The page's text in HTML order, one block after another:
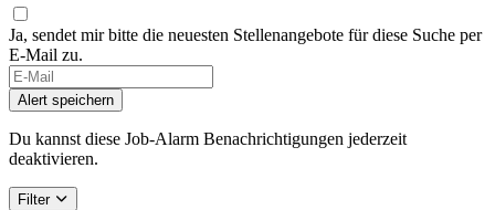
Ja, sendet mir bitte die neuesten Stellenangebote für diese Suche per
E-Mail zu.
Alert speichern
Du kannst diese Job-Alarm Benachrichtigungen jederzeit
deaktivieren.
Filter